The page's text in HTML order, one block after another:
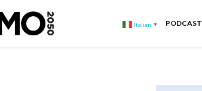
Italian ▼ PODCAST